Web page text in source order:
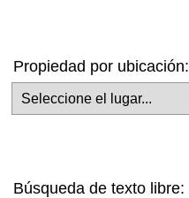
Propiedad por ubicación:
Seleccione el lugar
Búsqueda de texto libre: